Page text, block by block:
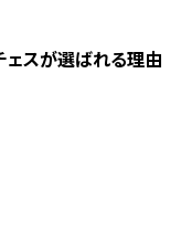
ェスが選ばれる理由